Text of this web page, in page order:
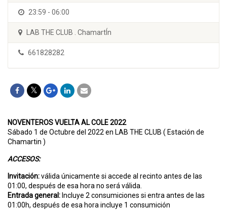
23:59 - 06:00
LAB THE CLUB . ChamartÍn
661828282
NOVENTEROS VUELTA AL COLE 2022
Sábado 1 de Octubre del 2022 en LAB THE CLUB ( Estación de
Chamartin )
ACCESOS:
Invitación:válida únicamente si accede al recinto antes de las
01:00, después de esa hora no será válida.
Entrada general: Incluye 2 consumiciones si entra antes de las
01:00h, después de esa hora incluye 1 consumición